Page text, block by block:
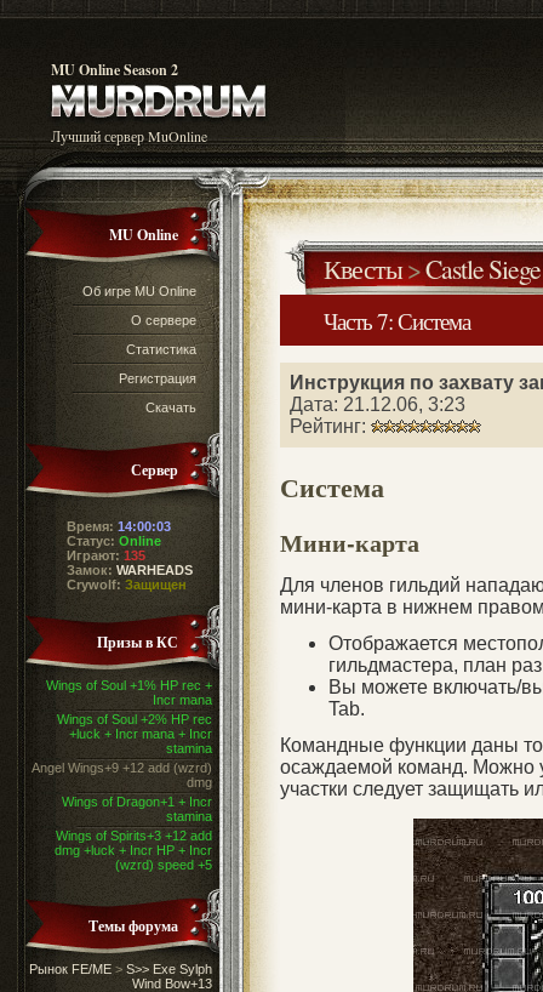
MU Online Season 2
Лучший сервер MuOnline
MU Online
Об игре MU Online
О сервере
Статистика
Регистрация
Скачать
Сервер
Время: 14:00:04
Статус: Online
Играют: 135
Замок: WARHEADS
Crywolf: Защищен
Призы в КС
Wings of Soul +1% HP rec +
Incr mana
Wings of Soul +2% HP rec
+luck + Incr mana + Incr
stamina
Angel Wings+9 +12 add (wzrd)
dmg
Wings of Dragon+1 + Incr
stamina
Wings of Spirits+3 +12 add
dmg +luck + Incr HP + Incr
(wzrd) speed +5
Темы форума
Рынок FE/ME > S>> Exe Sylph
Wind Bow+13
Квесты>Castle Siege
Часть 7: Система
Инструкция по захвату
Дата: 21.12.06, 3:23
Рейтинг:
Система
Мини-карта
Для членов гильдий
мини-карта в нижнем
Отображается
гильдмастера, план
Вы можете включать/
Tab.
Командные функции даны
осаждаемой команд. Можно
участки следует защищать